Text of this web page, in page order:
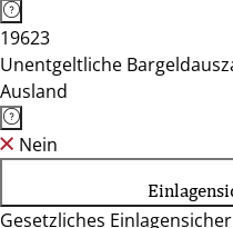
19623
Unentgeltliche
Ausland
Nein
Gesetzliches